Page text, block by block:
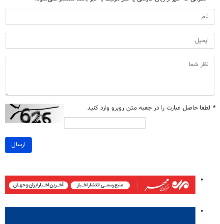
* لطفا حاصل عبارت را در جعبه متن روبرو وارد کنید
ارسال